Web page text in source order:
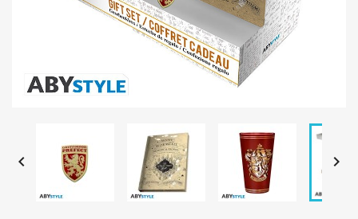
 